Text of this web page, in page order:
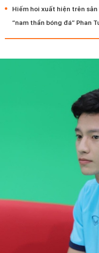
Hiếm hoi xuất hiện trên
“nam thần bóng đá” Phan